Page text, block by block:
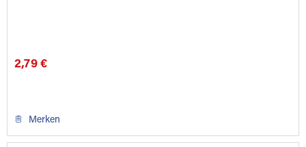
2,79 €
Merken